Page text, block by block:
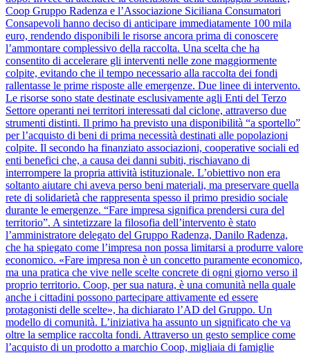
Coop Gruppo Radenza e l’Associazione Siciliana Consumatori
Consapevoli hanno deciso di anticipare immediatamente 100 mila
euro, rendendo disponibili le risorse ancora prima di conoscere
l’ammontare complessivo della raccolta. Una scelta che ha
consentito di accelerare gli interventi nelle zone maggiormente
colpite, evitando che il tempo necessario alla raccolta dei fondi
rallentasse le prime risposte alle emergenze. Due linee di intervento.
Le risorse sono state destinate esclusivamente agli Enti del Terzo
Settore operanti nei territori interessati dal ciclone, attraverso due
strumenti distinti. Il primo ha previsto una disponibilità “a sportello”
per l’acquisto di beni di prima necessità destinati alle popolazioni
colpite. Il secondo ha finanziato associazioni, cooperative sociali ed
enti benefici che, a causa dei danni subiti, rischiavano di
interrompere la propria attività istituzionale. L’obiettivo non era
soltanto aiutare chi aveva perso beni materiali, ma preservare quella
rete di solidarietà che rappresenta spesso il primo presidio sociale
durante le emergenze. “Fare impresa significa prendersi cura del
territorio”. A sintetizzare la filosofia dell’intervento è stato
l’amministratore delegato del Gruppo Radenza, Danilo Radenza,
che ha spiegato come l’impresa non possa limitarsi a produrre valore
economico. «Fare impresa non è un concetto puramente economico,
ma una pratica che vive nelle scelte concrete di ogni giorno verso il
proprio territorio. Coop, per sua natura, è una comunità nella quale
anche i cittadini possono partecipare attivamente ed essere
protagonisti delle scelte», ha dichiarato l’AD del Gruppo. Un
modello di comunità. L’iniziativa ha assunto un significato che va
oltre la semplice raccolta fondi. Attraverso un gesto semplice come
l’acquisto di un prodotto a marchio Coop, migliaia di famiglie